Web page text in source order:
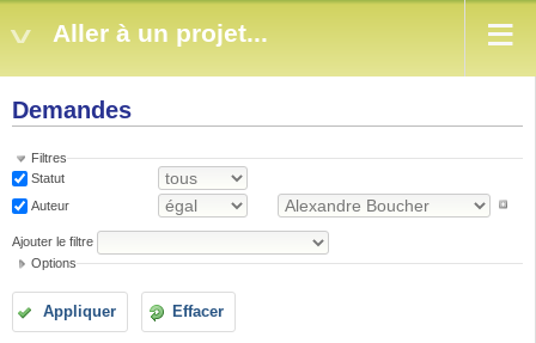
Aller à un projet...
Demandes
Filtres
Statut
Auteur
Ajouter le filtre
Options
Appliquer Effacer